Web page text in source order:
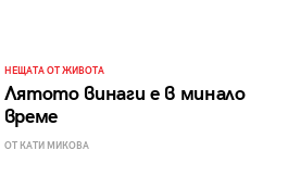
НЕЩАТА ОТ ЖИВОТА
Лятото винаги е в минало
време
ОТ КАТИ МИКОВА